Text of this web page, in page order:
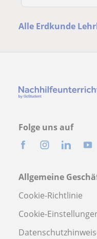
Alle Erdkunde
Folge uns auf
Allgemeine
Cookie-Richtlinie
Cookie-